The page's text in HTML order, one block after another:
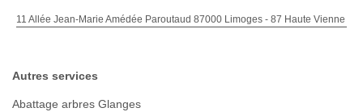
11 Allée Jean-Marie Amédée Paroutaud 87000 Limoges - 87 Haute Vienne
Autres services
Abattage arbres Glanges